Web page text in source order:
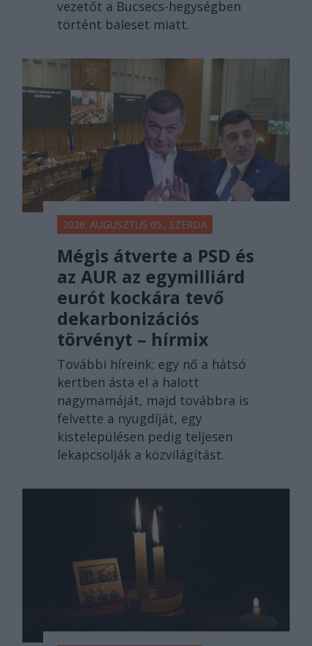
vezetőt a Bucsecs-hegységben
történt baleset miatt.
2026. AUGUSZTUS 05., SZERDA
Mégis átverte a PSD és
az AUR az egymilliárd
eurót kockára tevő
dekarbonizációs
törvényt – hírmix
További híreink: egy nő a hátsó
kertben ásta el a halott
nagymamáját, majd továbbra is
felvette a nyugdíját, egy
kistelepülésen pedig teljesen
lekapcsolják a közvilágítást.